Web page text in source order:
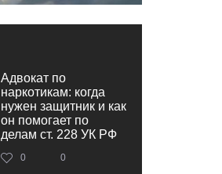
Адвокат по
наркотикам: когда
нужен защитник и как
он помогает по
делам ст. 228 УК РФ
0 0